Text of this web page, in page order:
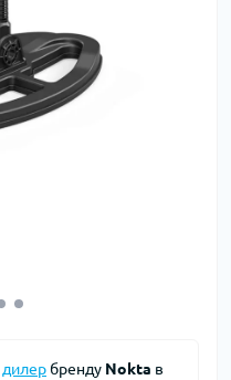
дилербренду Nokta в